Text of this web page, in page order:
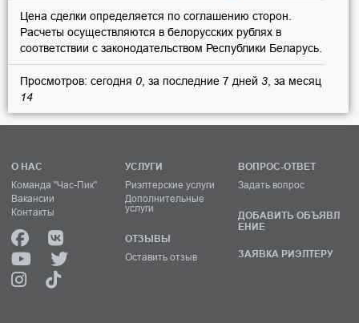
Цена сделки определяется по соглашению сторон.
Расчеты осуществляются в белорусских рублях в
соответствии с законодательством Республики Беларусь.
Просмотров: сегодня 0 , за последние 7 дней 3 , за месяц
14
О НАС
Команда "Час-Пик"
Вакансии
Контакты
УСЛУГИ
Риэлтерские услуги
Дополнительные
услуги
ОТЗЫВЫ
Оставить отзыв
ВОПРОС-ОТВЕТ
Задать вопрос
ДОБАВИТЬ ОБЪЯВЛ
ЕНИЕ
ЗАЯВКА РИЭЛТЕРУ